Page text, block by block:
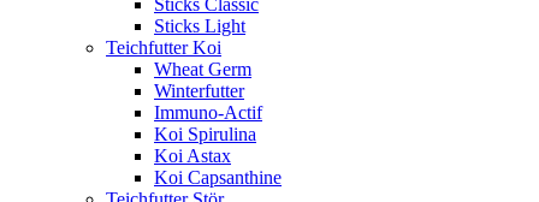
Sticks Classic
Sticks Light
Teichfutter Koi
Wheat Germ
Winterfutter
Immuno-Actif
Koi Spirulina
Koi Astax
Koi Capsanthine